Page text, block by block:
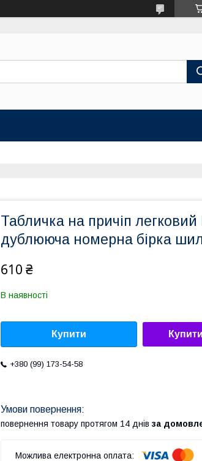
Табличка на причіп
дублююча номерна бірка
610 ₴
В наявності
Купити
+380 (99) 173-54-58
повернення товару протягом 14 днів за